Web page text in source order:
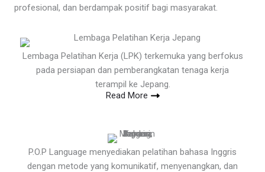
profesional, dan berdampak positif bagi masyarakat.
Lembaga Pelatihan Kerja (LPK) terkemuka yang berfokus
pada persiapan dan pemberangkatan tenaga kerja
terampil ke Jepang.
Read More
P.O.P Language menyediakan pelatihan bahasa Inggris
dengan metode yang komunikatif, menyenangkan, dan